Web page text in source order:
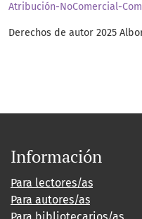
Atribución-NoComercial-
Derechos de autor 2025
Información
Para lectores/as
Para autores/as